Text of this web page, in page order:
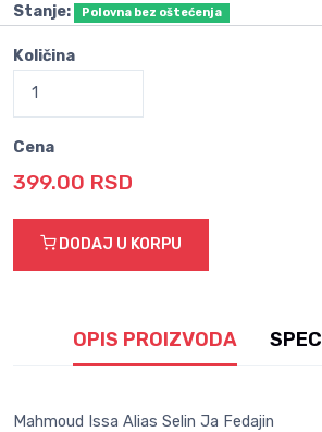
Stanje: Polovna bez oštećenja
Količina
Cena
399.00 RSD
DODAJ U KORPU
OPIS PROIZVODA
Mahmoud Issa Alias Selin Ja Fedajin